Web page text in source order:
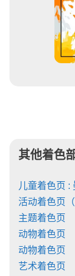
其他着色
儿童着色页 :
活动着色页
主题着色页
动物着色页
动物着色页
艺术着色页